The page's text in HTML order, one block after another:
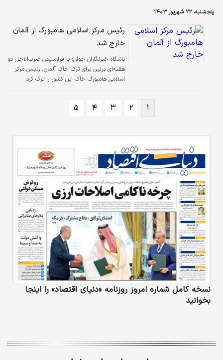
پنجشنبه، ۲۲ شهریور ۱۴۰۳
رئیس مرکز اسلامی هامبورگ از آلمان
خارج شد
باشگاه خبرنگاران جوان: با فرارسیدن ضرب‌الاجل دو
هفته‌ای برلین برای ترک خاک آلمان، رئیس مرکز
اسلامی هامبورگ خاک این کشور را ترک کرد.
۱ ۲ ۳ ۴ ۵
نسخه کامل شماره امروز روزنامه «دنیای‌ اقتصاد» را اینجا
بخوانید